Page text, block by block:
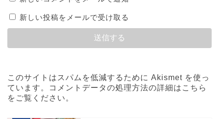
新しい投稿をメールで受け取る
このサイトはスパムを低減するために Akismet を使っ
ています。
コメントデータの処理方法の詳細はこちら
をご覧ください。